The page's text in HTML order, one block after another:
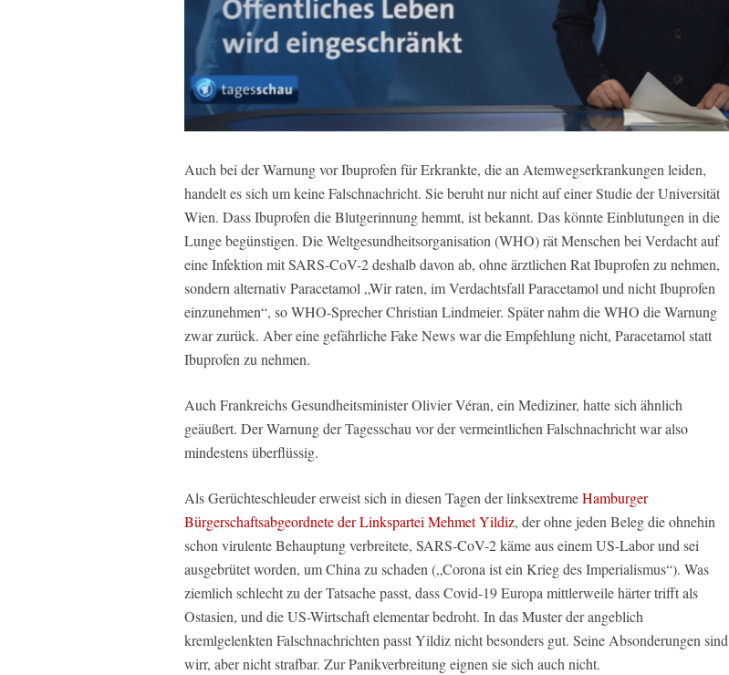
Auch bei der Warnung vor Ibuprofen für Erkrankte, die an Atemwegserkrankungen leiden,
handelt es sich um keine Falschnachricht. Sie beruht nur nicht auf einer Studie der Universität
Wien. Dass Ibuprofen die Blutgerinnung hemmt, ist bekannt. Das könnte Einblutungen in die
Lunge begünstigen. Die Weltgesundheitsorganisation (WHO) rät Menschen bei Verdacht auf
eine Infektion mit SARS-CoV-2 deshalb davon ab, ohne ärztlichen Rat Ibuprofen zu nehmen,
sondern alternativ Paracetamol „Wir raten, im Verdachtsfall Paracetamol und nicht Ibuprofen
einzunehmen“, so WHO-Sprecher Christian Lindmeier. Später nahm die WHO die Warnung
zwar zurück. Aber eine gefährliche Fake News war die Empfehlung nicht, Paracetamol statt
Ibuprofen zu nehmen.
Auch Frankreichs Gesundheitsminister Olivier Véran, ein Mediziner, hatte sich ähnlich
geäußert. Der Warnung der Tagesschau vor der vermeintlichen Falschnachricht war also
mindestens überflüssig.
Als Gerüchteschleuder erweist sich in diesen Tagen der linksextremeHamburger
Bürgerschaftsabgeordnete der Linkspartei Mehmet Yildiz, der ohne jeden Beleg die ohnehin
schon virulente Behauptung verbreitete, SARS-CoV-2 käme aus einem US-Labor und sei
ausgebrütet worden, um China zu schaden („Corona ist ein Krieg des Imperialismus“). Was
ziemlich schlecht zu der Tatsache passt, dass Covid-19 Europa mittlerweile härter trifft als
Ostasien, und die US-Wirtschaft elementar bedroht. In das Muster der angeblich
kremlgelenkten Falschnachrichten passt Yildiz nicht besonders gut. Seine Absonderungen sind
wirr, aber nicht strafbar. Zur Panikverbreitung eignen sie sich auch nicht.